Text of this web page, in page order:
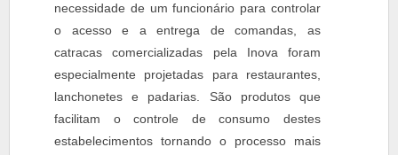
necessidade de um funcionário para controlar
o acesso e a entrega de comandas, as
catracas comercializadas pela Inova foram
especialmente projetadas para restaurantes,
lanchonetes e padarias. São produtos que
facilitam o controle de consumo destes
estabelecimentos tornando o processo mais